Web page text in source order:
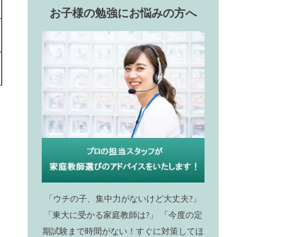
お子様の勉強にお悩みの方へ
「ウチの子、集中力がないけど大丈夫?」
「東大に受かる家庭教師は?」 「今度の定
期試験まで時間がない！すぐに対策してほ